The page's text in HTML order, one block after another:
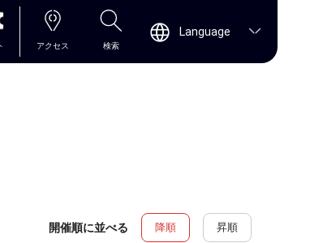
アクセス 検索
Language
開催順に並べる 降順 昇順